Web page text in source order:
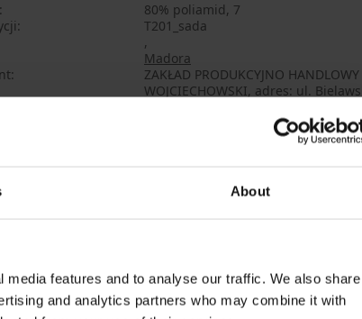
About
features and to analyse our traffic. We also share
and analytics partners who may combine it with
80% poliamid, 7
T201_sada
,
Madora
ZAKŁAD PRODUKCYJNO
WOJCIECHOWSKI, adres: ul.